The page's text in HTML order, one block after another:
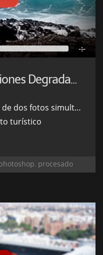
-:--
Cómo Hacer Transiciones Degradadas entre Fotos
fotos simultáneamente
turístico
, procesado